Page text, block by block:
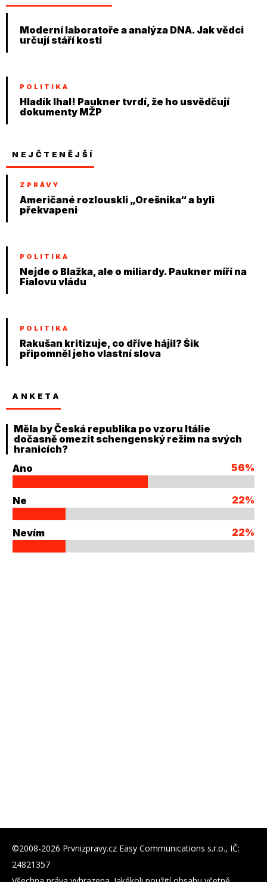
Moderní laboratoře a analýza DNA. Jak vědci
určují stáří kostí
POLITIKA
Hladík lhal! Paukner tvrdí, že ho usvědčují
dokumenty MŽP
NEJČTENĚJŠÍ
ZPRÁVY
Američané rozlouskli „Orešnika“ a byli
překvapeni
POLITIKA
Nejde o Blažka, ale o miliardy. Paukner míří na
Fialovu vládu
POLITIKA
Rakušan kritizuje, co dříve hájil? Šik
připomněl jeho vlastní slova
ANKETA
Měla by Česká republika po vzoru Itálie
dočasně omezit schengenský režim na svých
hranicích?
Ano
56%
Ne 22%
Nevím 22%
©2008-2026 Prvnizpravy.cz Easy Communications s.r.o., IČ:
24821357